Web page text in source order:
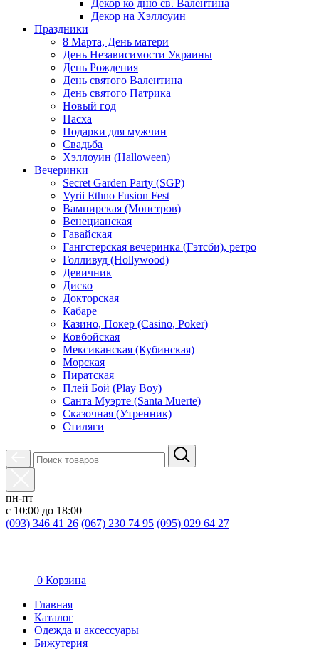
Декор ко дню св. Валентина
Декор на Хэллоуин
Праздники
8 Марта, День матери
День Независимости Украины
День Рождения
День святого Валентина
День святого Патрика
Новый год
Пасха
Подарки для мужчин
Свадьба
Хэллоуин (Halloween)
Вечеринки
Secret Garden Party (SGP)
Vyrii Ethno Fusion Fest
Вампирская (Монстров)
Венецианская
Гавайская
Гангстерская вечеринка (Гэтсби), ретро
Голливуд (Hollywood)
Девичник
Диско
Докторская
Кабаре
Казино, Покер (Casino, Poker)
Ковбойская
Мексиканская (Кубинская)
Морская
Пиратская
Плей Бой (Play Boy)
Санта Муэрте (Santa Muerte)
Сказочная (Утренник)
Стиляги
пн-пт
с 10:00 до 18:00
(093) 346 41 26 (067) 230 74 95 (095) 029 64 27
0 Корзина
Главная
Каталог
Oдежда и аксессуары
Бижутерия